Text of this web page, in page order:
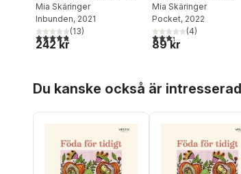
den lagrade sorgen
(signerad)
Mia Skäringer
Inbunden, 2021
4,8utav 5 stjärnor. Totalt antal röster:
(13)
242 kr
den lagrade
Mia Skäringer
Pocket, 2022
3,3utav 5 stjärnor.
(4)
89 kr
Du kanske också är